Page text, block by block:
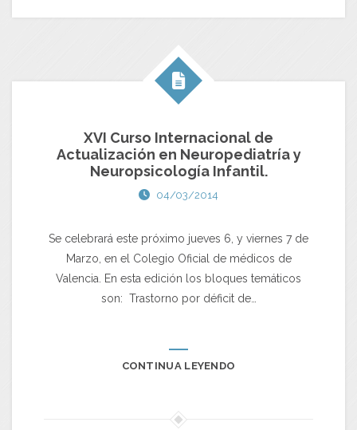
XVI Curso Internacional de
Actualización en Neuropediatría y
Neuropsicología Infantil.
04/03/2014
Se celebrará este próximo jueves 6, y viernes 7 de
Marzo, en el Colegio Oficial de médicos de
Valencia. En esta edición los bloques temáticos
son: Trastorno por déficit de…
CONTINUA LEYENDO